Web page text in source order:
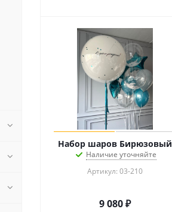
Набор шаров Бирюзовый
Наличие уточняйте
Артикул: 03-210
9 080₽